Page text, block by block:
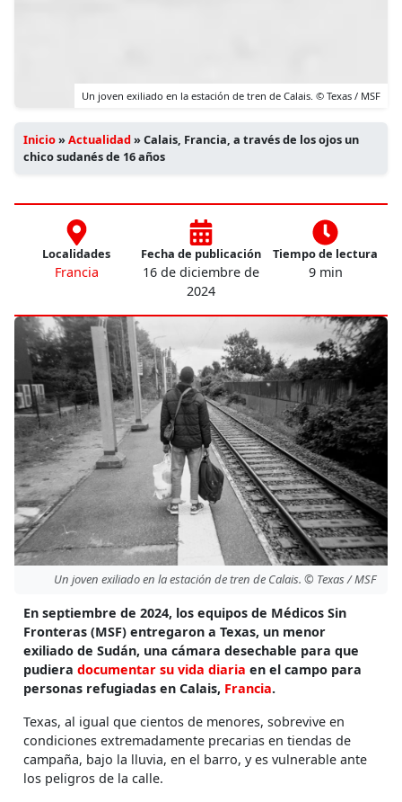
Un joven exiliado en la estación de tren de Calais. © Texas / MSF
Inicio»Actualidad»Calais, Francia, a través de los ojos un
chico sudanés de 16 años
Localidades
Francia
Fecha de publicación
16 de diciembre de
2024
Tiempo de lectura
9 min
Un joven exiliado en la estación de tren de Calais. © Texas / MSF
En septiembre de 2024, los equipos de Médicos Sin
Fronteras (MSF) entregaron a Texas, un menor
exiliado de Sudán, una cámara desechable para que
pudiera documentar su vida diaria en el campo para
personas refugiadas en Calais, Francia.
Texas, al igual que cientos de menores, sobrevive en
condiciones extremadamente precarias en tiendas de
campaña, bajo la lluvia, en el barro, y es vulnerable ante
los peligros de la calle.